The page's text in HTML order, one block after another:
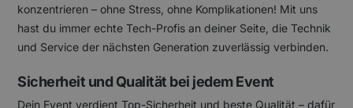
konzentrieren – ohne Stress, ohne Komplikationen! Mit uns
hast du immer echte Tech-Profis an deiner Seite, die Technik
und Service der nächsten Generation zuverlässig verbinden.
Sicherheit und Qualität bei jedem Event
Dein Event verdient Top-Sicherheit und beste Qualität – dafür